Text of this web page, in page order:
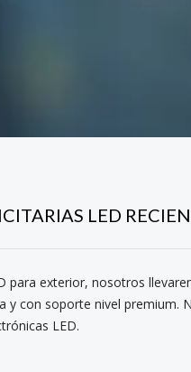
LED
para exterior, nosotros
con soporte nivel premium.
LED.